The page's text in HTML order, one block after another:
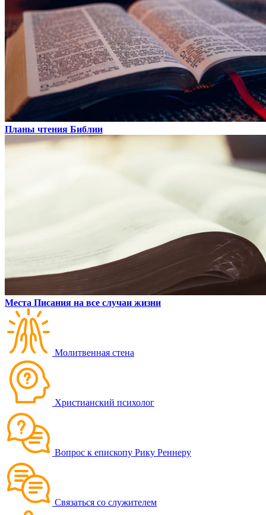
Планы чтения Библии
Места Писания на все случаи жизни
Молитвенная стена
Христианский психолог
Вопрос к епископу Рику Реннеру
Связаться со служителем